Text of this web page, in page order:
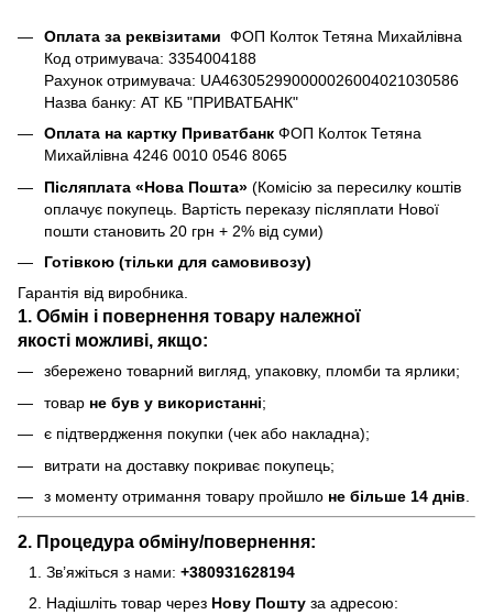
Оплата за реквізитами ФОП Колток Тетяна Михайлівна
Код отримувача: 3354004188
Рахунок отримувача: UA463052990000026004021030586
Назва банку: АТ КБ "ПРИВАТБАНК"
Оплата на картку Приватбанк ФОП Колток Тетяна
Михайлівна 4246 0010 0546 8065
Післяплата «Нова Пошта» (Комісію за пересилку коштів
оплачує покупець. Вартість переказу післяплати Нової
пошти становить 20 грн + 2% від суми)
Готівкою (тільки для самовивозу)
Гарантія від виробника.
1. Обмін і повернення товару належної
якості можливі, якщо:
збережено товарний вигляд, упаковку, пломби та ярлики;
товар не був у використанні;
є підтвердження покупки (чек або накладна);
витрати на доставку покриває покупець;
з моменту отримання товару пройшло не більше 14 днів
2. Процедура обміну/повернення:
Зв’яжіться з нами: +380931628194
Надішліть товар через Нову Пошту за адресою: